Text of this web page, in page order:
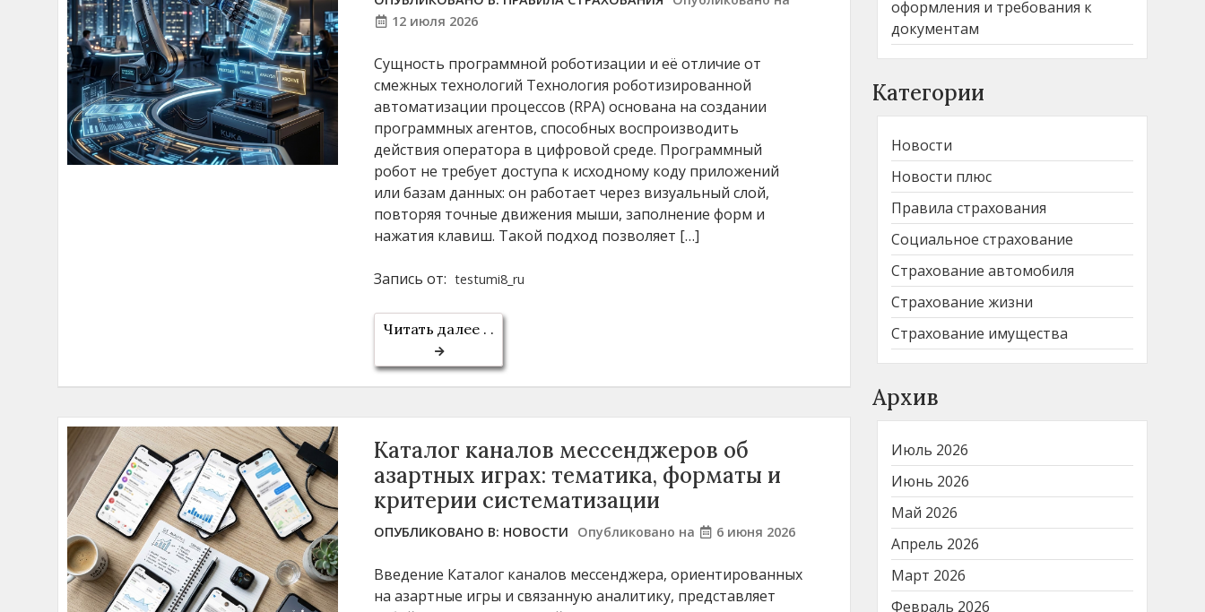
12 июля 2026
Сущность программной роботизации и её отличие от
смежных технологий Технология роботизированной
автоматизации процессов (RPA) основана на создании
программных агентов, способных воспроизводить
действия оператора в цифровой среде. Программный
робот не требует доступа к исходному коду приложений
или базам данных: он работает через визуальный слой,
повторяя точные движения мыши, заполнение форм и
нажатия клавиш. Такой подход позволяет […]
Запись от: testumi8_ru
Читать далее . .
Каталог каналов мессенджеров об
азартных играх: тематика, форматы и
критерии систематизации
ОПУБЛИКОВАНО В: НОВОСТИ Опубликовано на 6 июня 2026
Введение Каталог каналов мессенджера, ориентированных
на азартные игры и связанную аналитику, представляет
оформления и требования к
документам
Категории
Новости
Новости плюс
Правила страхования
Социальное страхование
Страхование автомобиля
Страхование жизни
Страхование имущества
Архив
Июль 2026
Июнь 2026
Май 2026
Апрель 2026
Март 2026
Февраль 2026